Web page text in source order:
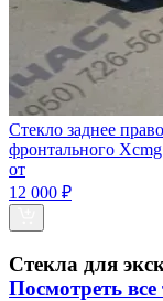
Стекло заднее
фронтального
от
12 000 ₽
Стекла для
Посмотреть